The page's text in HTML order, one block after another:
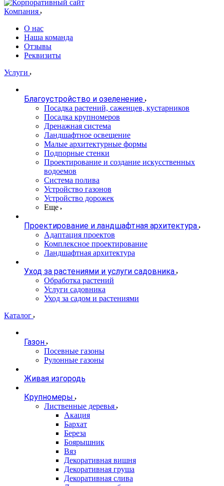
Компания
О нас
Наша команда
Отзывы
Реквизиты
Услуги
Благоустройство и озеленение
Посадка растений, саженцев, кустарников
Посадка крупномеров
Дренажная система
Ландшафтное освещение
Малые архитектурные формы
Подпорные стенки
Проектирование и создание искусственных
водоемов
Система полива
Устройство газонов
Устройство дорожек
Еще
Проектирование и ландшафтная архитектура
Адаптация проектов
Комплексное проектирование
Ландшафтная архитектура
Уход за растениями и услуги садовника
Обработка растений
Услуги садовника
Уход за садом и растениями
Каталог
Газон
Посевные газоны
Рулонные газоны
Живая изгородь
Крупномеры
Лиственные деревья
Акация
Бархат
Береза
Боярышник
Вяз
Декоративная вишня
Декоративная груша
Декоративная слива